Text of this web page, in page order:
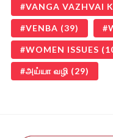
VANGA VAZHVAI
VENBA (39)
WOMEN ISSUES
அய்யா வழி (29)